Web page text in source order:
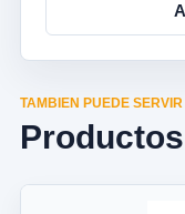
TAMBIEN PUEDE SERVIR